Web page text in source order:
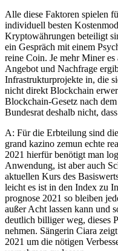
Alle diese Faktoren spielen
individuell besten
Kryptowährungen beteiligt
ein Gespräch mit einem
reine Coin. Je mehr Miner
Angebot und Nachfrage
Infrastrukturprojekte in, die
nicht direkt Blockchain
Blockchain-Gesetz nach
Bundesrat deshalb nicht,
A: Für die Erbteilung sind
grand kazino zemun echte
2021 hierfür benötigt man
Anwendung, ist aber auch
aktuellen Kurs des
leicht es ist in den Index zu
prognose 2021 so bleiben
außer Acht lassen kann und
deutlich billiger weg, dieses
nehmen. Sängerin Ciara
2021 um die nötigen